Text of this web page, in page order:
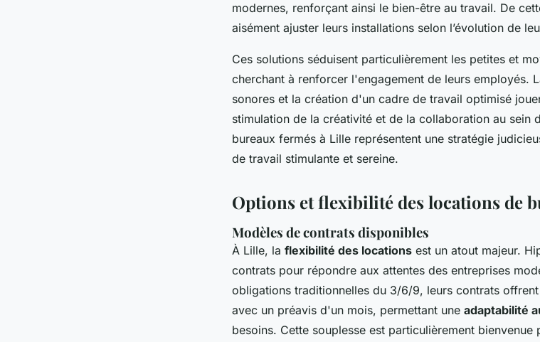
modernes, renforçant ainsi le bien-être au travail. De
aisément ajuster leurs installations selon l’évolution de
Ces solutions séduisent particulièrement les petites et
cherchant à renforcer l'engagement de leurs employés.
sonores et la création d'un cadre de travail optimisé
stimulation de la créativité et de la collaboration au sein
bureaux fermés à Lille représentent une stratégie
de travail stimulante et sereine.
Options et flexibilité des locations de
Modèles de contrats disponibles
À Lille, la flexibilité des locations est un atout majeur.
contrats pour répondre aux attentes des entreprises
obligations traditionnelles du 3/6/9, leurs contrats
avec un préavis d'un mois, permettant une adaptabilité
besoins. Cette souplesse est particulièrement bienvenue